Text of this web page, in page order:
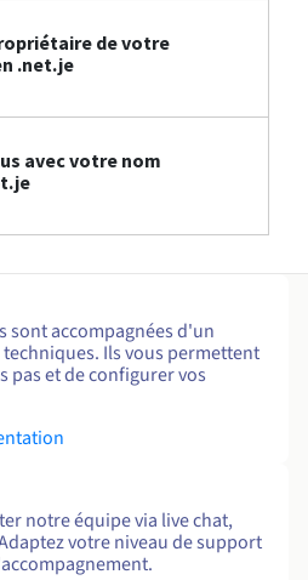
de votre
.net.je
avec votre nom
sont accompagnées d'un
Ils vous permettent
pas et de configurer vos
notre équipe via live chat,
votre niveau de support